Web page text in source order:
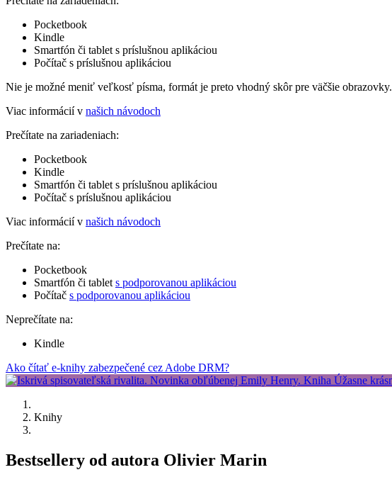
Pocketbook
Kindle
Smartfón či tablet s príslušnou aplikáciou
Počítač s príslušnou aplikáciou
Nie je možné meniť veľkosť písma, formát je preto vhodný skôr pre väčšie obrazovky.
Viac informácií v našich návodoch
Prečítate na zariadeniach:
Pocketbook
Kindle
Smartfón či tablet s príslušnou aplikáciou
Počítač s príslušnou aplikáciou
Viac informácií v našich návodoch
Prečítate na:
Pocketbook
Smartfón či tablet s podporovanou aplikáciou
Počítač s podporovanou aplikáciou
Neprečítate na:
Kindle
Ako čítať e-knihy zabezpečené cez Adobe DRM?
Knihy
Bestsellery od autora Olivier Marin